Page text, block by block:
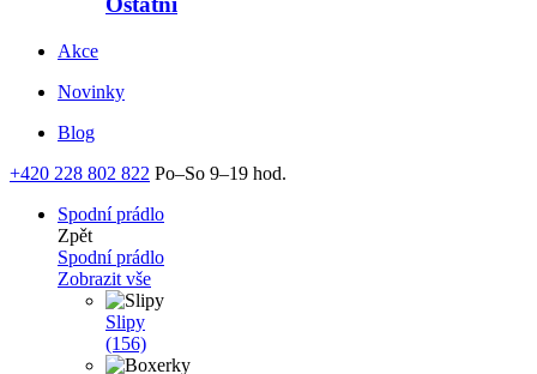
Akce
Novinky
Blog
+420 228 802 822 Po–So 9–19 hod.
Spodní prádlo
Zpět
Spodní prádlo
Zobrazit vše
Slipy
(156)